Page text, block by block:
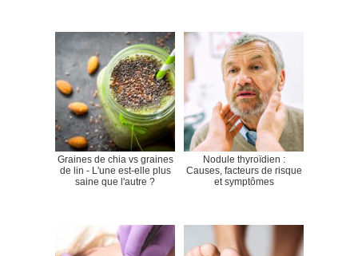
Graines de chia vs graines
de lin - L'une est-elle plus
saine que l'autre ?
Nodule thyroïdien :
Causes, facteurs de risque
et symptômes